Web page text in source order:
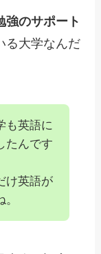
強のサポート
る大学なんだ
も英語に
たんです
け英語が